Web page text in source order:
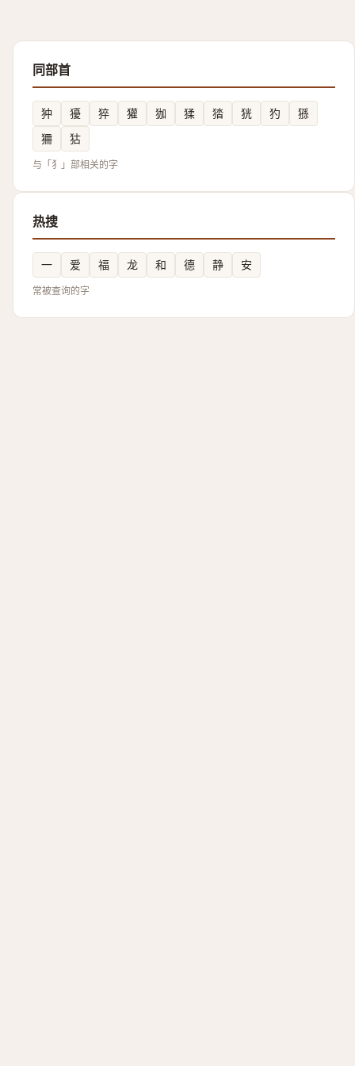
同部首
狆 獶 猝 獾 㹢 猱 㹺 㹰 犳
猻
狦
狜
与「犭」部相关的字
热搜
一 爱 福 龙 和 德 静 安
常被查询的字